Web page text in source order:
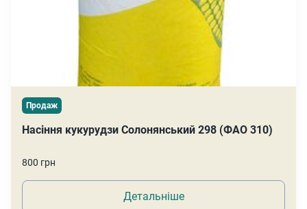
Продаж
Насіння кукурудзи Солонянський 298 (ФАО 310)
800 грн
Детальніше